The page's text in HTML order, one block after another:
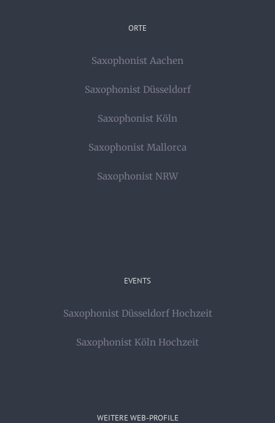
ORTE
Saxophonist Aachen
Saxophonist Düsseldorf
Saxophonist Köln
Saxophonist Mallorca
Saxophonist NRW
EVENTS
Saxophonist Düsseldorf Hochzeit
Saxophonist Köln Hochzeit
WEITERE WEB-PROFILE